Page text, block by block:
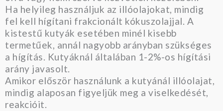
Ha helyileg használjuk az illóolajokat, mindig
fel kell hígítani frakcionált kókuszolajjal. A
kistestű kutyák esetében minél kisebb
termetűek, annál nagyobb arányban szükséges
a hígítás. Kutyáknál általában 1-2%-os hígítási
arány javasolt.
Amikor először használunk a kutyánál illóolajat,
mindig alaposan figyeljük meg a viselkedését,
reakcióit.